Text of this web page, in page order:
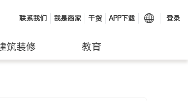
联系我们 我是商家 干货 APP下载 登录
筑装修 教育